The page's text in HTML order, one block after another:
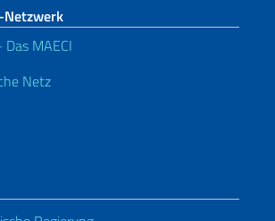
Netzwerk
MAECI
Netz